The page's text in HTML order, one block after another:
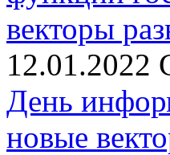
12.01.2022
День
новые